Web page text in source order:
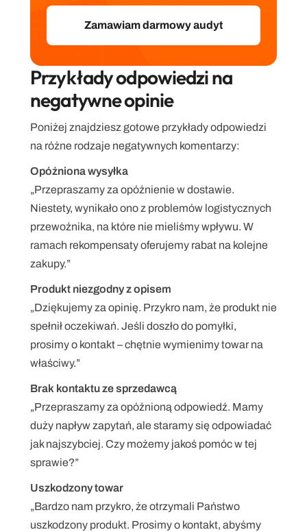
Przykłady odpowiedzi na
negatywne opinie
Poniżej znajdziesz gotowe przykłady odpowiedzi
na różne rodzaje negatywnych komentarzy:
Opóźniona wysyłka
„Przepraszamy za opóźnienie w dostawie.
Niestety, wynikało ono z problemów logistycznych
przewoźnika, na które nie mieliśmy wpływu. W
ramach rekompensaty oferujemy rabat na kolejne
zakupy.”
Produkt niezgodny z opisem
„Dziękujemy za opinię. Przykro nam, że produkt nie
spełnił oczekiwań. Jeśli doszło do pomyłki,
prosimy o kontakt – chętnie wymienimy towar na
właściwy.”
Brak kontaktu ze sprzedawcą
„Przepraszamy za opóźnioną odpowiedź. Mamy
duży napływ zapytań, ale staramy się odpowiadać
jak najszybciej. Czy możemy jakoś pomóc w tej
sprawie?”
Uszkodzony towar
„Bardzo nam przykro, że otrzymali Państwo
uszkodzony produkt. Prosimy o kontakt, abyśmy